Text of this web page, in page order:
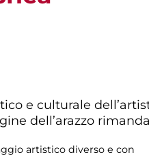
e culturale
dell’arazzo
artistico diverso e con